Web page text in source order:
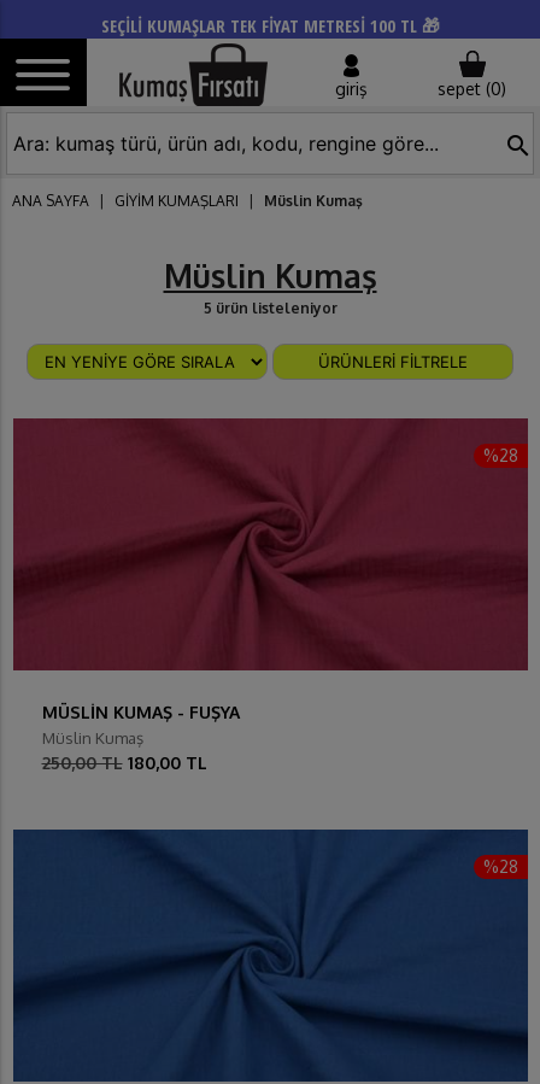
SEÇİLİ KUMAŞLAR TEK FİYAT METRESİ 100 TL 🎁
giriş sepet (0)
search
ANA SAYFA GİYİM KUMAŞLARI Müslin Kumaş
Müslin Kumaş
5 ürün listeleniyor
ÜRÜNLERİ FİLTRELE
%28
MÜSLİN KUMAŞ - FUŞYA
Müslin Kumaş
250,00 TL 180,00 TL
%28